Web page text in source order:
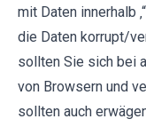
mit Daten innerhalb ‚“
die Daten korrupt/
sollten Sie sich bei
von Browsern und
sollten auch